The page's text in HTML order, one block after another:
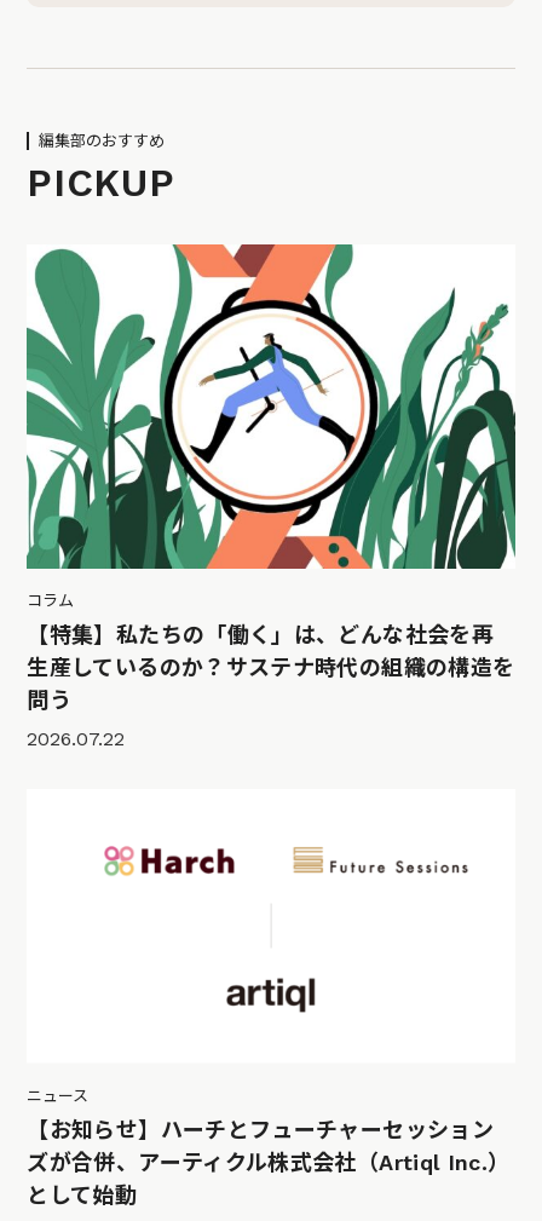
編集部のおすすめ
PICKUP
コラム
【特集】私たちの「働く」は、どんな社会を再
生産しているのか？サステナ時代の組織の構造を
問う
2026.07.22
ニュース
【お知らせ】ハーチとフューチャーセッション
ズが合併、アーティクル株式会社（Artiql Inc.）
として始動